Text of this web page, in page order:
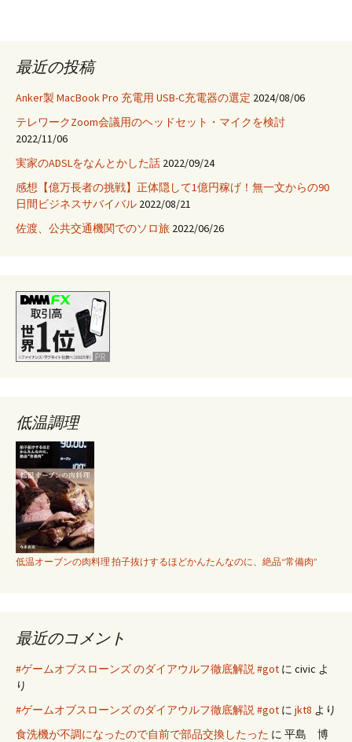
プ
見
し
き
最近の投稿
Anker製 MacBook Pro 充電用 USB-C充電器の選定 2024/08/06
テレワークZoom会議用のヘッドセット・マイクを検討
2022/11/06
実家のADSLをなんとかした話 2022/09/24
感想【億万長者の挑戦】正体隠して1億円稼げ！無一文からの90
日間ビジネスサバイバル 2022/08/21
佐渡、公共交通機関でのソロ旅 2022/06/26
低温調理
低温オーブンの肉料理 拍子抜けするほどかんたんなのに、絶品“常備肉”
最近のコメント
#ゲームオブスローンズ のダイアウルフ徹底解説 #got に civic よ
り
#ゲームオブスローンズ のダイアウルフ徹底解説 #got に jkt8 より
食洗機が不調になったので自前で部品交換したった に 平島 博